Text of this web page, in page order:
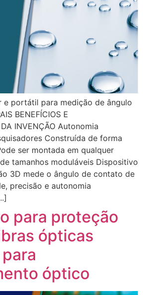
e portátil para medição de ângulo
BENEFÍCIOS E
INVENÇÃO Autonomia
Construída de forma
ser montada em qualquer
tamanhos moduláveis Dispositivo
3D mede o ângulo de contato de
precisão e autonomia
para proteção
ópticas
óptico